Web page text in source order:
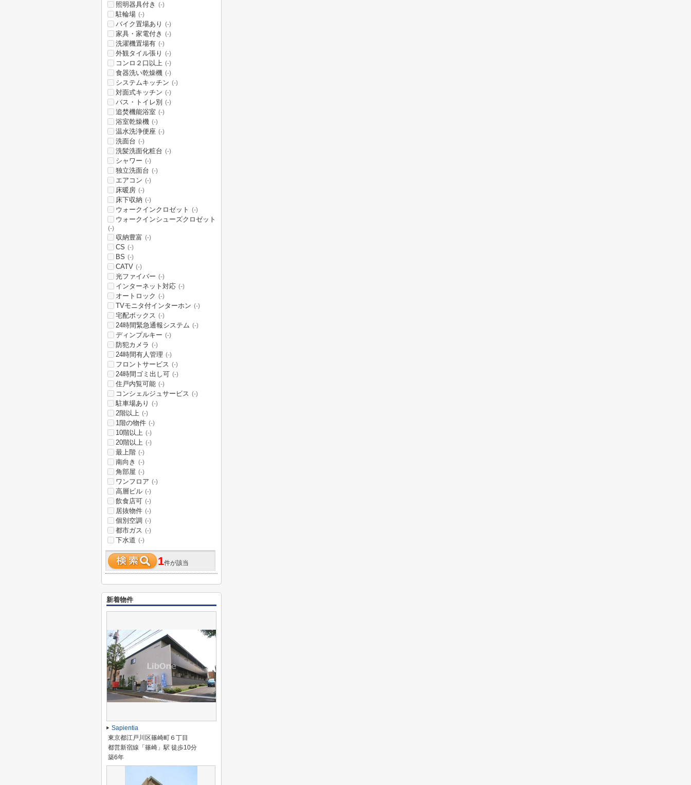
照明器具付き (-)
駐輪場 (-)
バイク置場あり (-)
家具・家電付き (-)
洗濯機置場有 (-)
外観タイル張り (-)
コンロ２口以上 (-)
食器洗い乾燥機 (-)
システムキッチン (-)
対面式キッチン (-)
バス・トイレ別 (-)
追焚機能浴室 (-)
浴室乾燥機 (-)
温水洗浄便座 (-)
洗面台 (-)
洗髪洗面化粧台 (-)
シャワー (-)
独立洗面台 (-)
エアコン (-)
床暖房 (-)
床下収納 (-)
ウォークインクロゼット (-)
ウォークインシューズクロゼット
(-)
収納豊富 (-)
CS (-)
BS (-)
CATV (-)
光ファイバー (-)
インターネット対応 (-)
オートロック (-)
TVモニタ付インターホン (-)
宅配ボックス (-)
24時間緊急通報システム (-)
ディンプルキー (-)
防犯カメラ (-)
24時間有人管理 (-)
フロントサービス (-)
24時間ゴミ出し可 (-)
住戸内覧可能 (-)
コンシェルジュサービス (-)
駐車場あり (-)
2階以上 (-)
1階の物件 (-)
10階以上 (-)
20階以上 (-)
最上階 (-)
南向き (-)
角部屋 (-)
ワンフロア (-)
高層ビル (-)
飲食店可 (-)
居抜物件 (-)
個別空調 (-)
都市ガス (-)
下水道 (-)
1件が該当
新着物件
Sapientia
東京都江戸川区篠崎町６丁目
都営新宿線「篠崎」駅 徒歩10分
築6年